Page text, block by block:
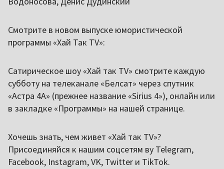
Смотрите в новом выпуске юмористической
программы «Хай Так TV»:
Сатирическое шоу «Хай так TV» смотрите каждую
субботу на телеканале «Белсат» через спутник
«Астра 4A» (прежнее название «Sirius 4»), онлайн или
в закладке «Программы» на нашей странице.
Хочешь знать, чем живет «Хай так TV»?
Присоединяйся к нашим соцсетям ву Telegram,
Facebook, Instagram, VK, Twitter и TikTok.